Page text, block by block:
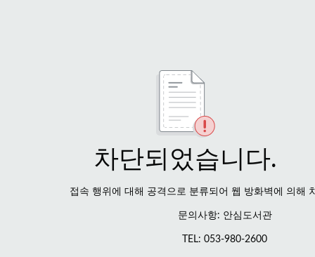
차단되었습니다.
접속 행위에 대해 공격으로 분류되어 웹 방화벽에 의해
문의사항: 안심도서관
TEL: 053-980-2600